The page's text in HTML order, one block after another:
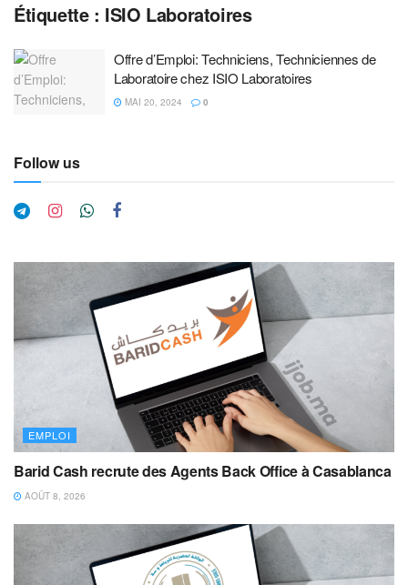
Étiquette : ISIO Laboratoires
Offre d’Emploi: Techniciens, Techniciennes de
Laboratoire chez ISIO Laboratoires
MAI 20, 2024 0
Follow us
EMPLOI
Barid Cash recrute des Agents Back Office à Casablanca
AOÛT 8, 2026